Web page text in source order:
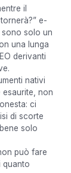
il
e-
solo un
una lunga
derivanti
nativi
non
ci
di scorte
solo
può fare
quanto